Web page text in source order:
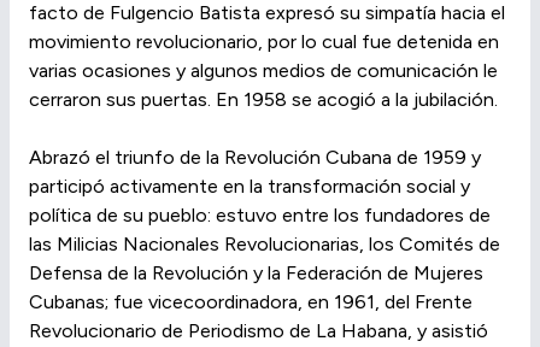
facto de Fulgencio Batista expresó su simpatía hacia el
movimiento revolucionario, por lo cual fue detenida en
varias ocasiones y algunos medios de comunicación le
cerraron sus puertas. En 1958 se acogió a la jubilación.
Abrazó el triunfo de la Revolución Cubana de 1959 y
participó activamente en la transformación social y
política de su pueblo: estuvo entre los fundadores de
las Milicias Nacionales Revolucionarias, los Comités de
Defensa de la Revolución y la Federación de Mujeres
Cubanas; fue vicecoordinadora, en 1961, del Frente
Revolucionario de Periodismo de La Habana, y asistió